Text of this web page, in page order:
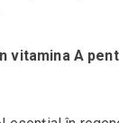
vitamina A